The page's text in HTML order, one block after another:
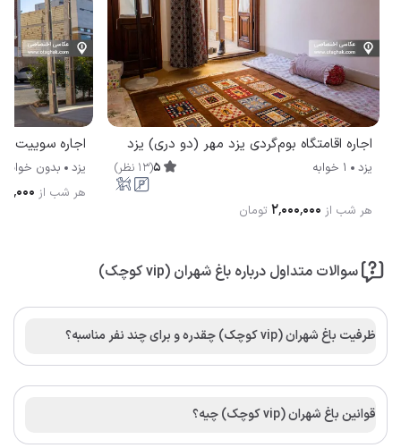
اجاره اقامتگاه بوم‌گردی یزد مهر (دو دری) یزد
یزد 1 خوابه 5
(
13 نظر)
هر شب از ۲٬۰۰۰٬۰۰۰ تومان
اجاره سوییت
یزد
بدون خواب
هر شب از
سوالات متداول درباره باغ شهران (vip کوچک)
ظرفیت باغ شهران (vip کوچک) چقدره و برای چند نفر مناسبه؟
قوانین باغ شهران (vip کوچک) چیه؟